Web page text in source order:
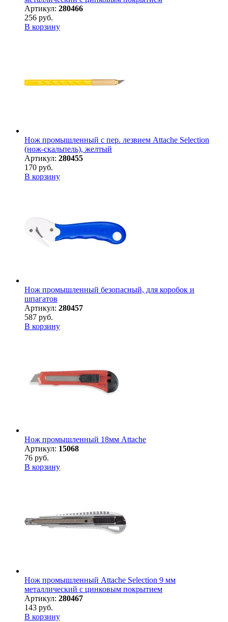
Артикул: 280466
256 руб.
В корзину
Нож промышленный с пер. лезвием Attache Selection
(нож-скальпель), желтый
Артикул: 280455
170 руб.
В корзину
Нож промышленный безопасный, для коробок и
шпагатов
Артикул: 280457
587 руб.
В корзину
Нож промышленный 18мм Attache
Артикул: 15068
76 руб.
В корзину
Нож промышленный Attache Selection 9 мм
металлический с цинковым покрытием
Артикул: 280467
143 руб.
В корзину